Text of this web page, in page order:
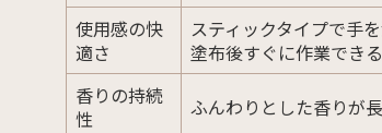
使用感の快
適さ
スティックタイプで手
塗布後すぐに作業できる
香りの持続
性
ふんわりとした香りが